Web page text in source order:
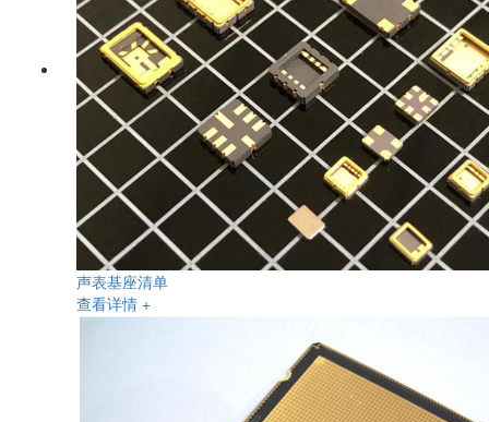
声表基座清单
查看详情 +